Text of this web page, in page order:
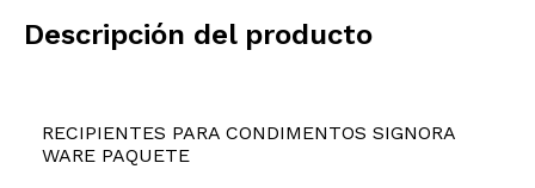
Descripción del producto
RECIPIENTES PARA CONDIMENTOS SIGNORA
WARE PAQUETE